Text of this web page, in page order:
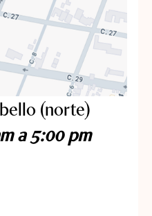
(norte)
a 5:00 pm